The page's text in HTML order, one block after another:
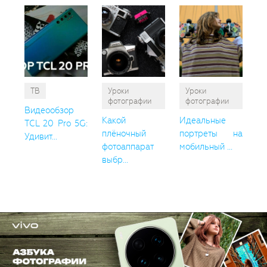
ТВ
Видеообзор
TCL 20 Pro 5G:
Удивит...
Уроки
фотографии
Какой
плёночный
фотоаппарат
выбр...
Уроки
фотографии
Идеальные
портреты на
мобильный ...